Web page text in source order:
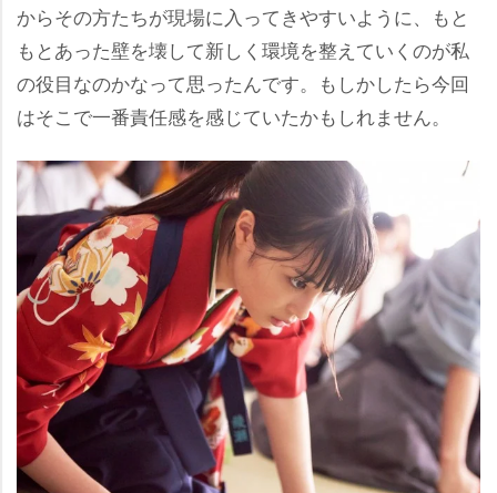
からその方たちが現場に入ってきやすいように、もと
もとあった壁を壊して新しく環境を整えていくのが私
の役目なのかなって思ったんです。もしかしたら今回
はそこで一番責任感を感じていたかもしれません。